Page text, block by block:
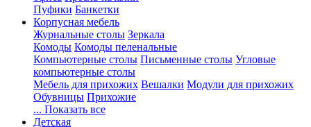
Пуфики Банкетки
Корпусная мебель
Журнальные столы Зеркала
Комоды Комоды пеленальные
Компьютерные столы Письменные столы Угловые
компьютерные столы
Мебель для прихожих Вешалки Модули для прихожих
Обувницы Прихожие
... Показать все
Детская